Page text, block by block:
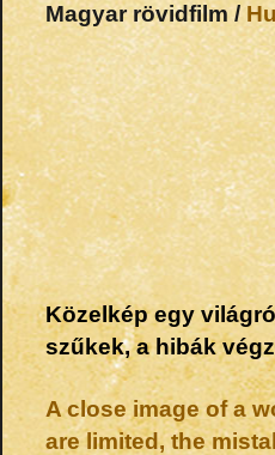
Magyar rövidfilm /
Közelkép egy
szűkek, a hibák
A close image of a
are limited, the